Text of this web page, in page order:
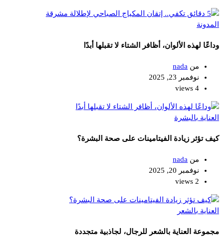
المدونة
وداعًا لهذه الألوان، أظافر الشتاء لا تقبلها أبدًا
من nada
نوفمبر 23, 2025
4 views
العناية بالبشرة
كيف تؤثر زيادة الفيتامينات على صحة البشرة؟
من nada
نوفمبر 20, 2025
2 views
العناية بالشعر
مجموعة العناية بالشعر للرجال، لجاذبية متجددة